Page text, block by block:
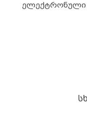
ელექტრონული